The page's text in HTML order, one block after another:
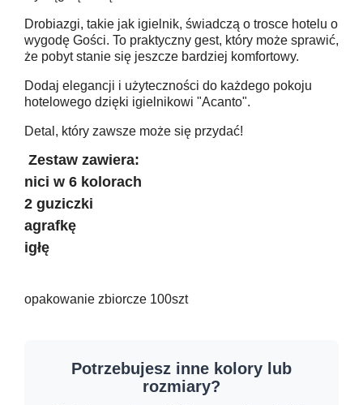
Drobiazgi, takie jak igielnik, świadczą o trosce hotelu o
wygodę Gości. To praktyczny gest, który może sprawić,
że pobyt stanie się jeszcze bardziej komfortowy.
Dodaj elegancji i użyteczności do każdego pokoju
hotelowego dzięki igielnikowi "Acanto".
Detal, który zawsze może się przydać!
Zestaw zawiera:
nici w 6 kolorach
2 guziczki
agrafkę
igłę
opakowanie zbiorcze 100szt
Potrzebujesz inne kolory lub
rozmiary?